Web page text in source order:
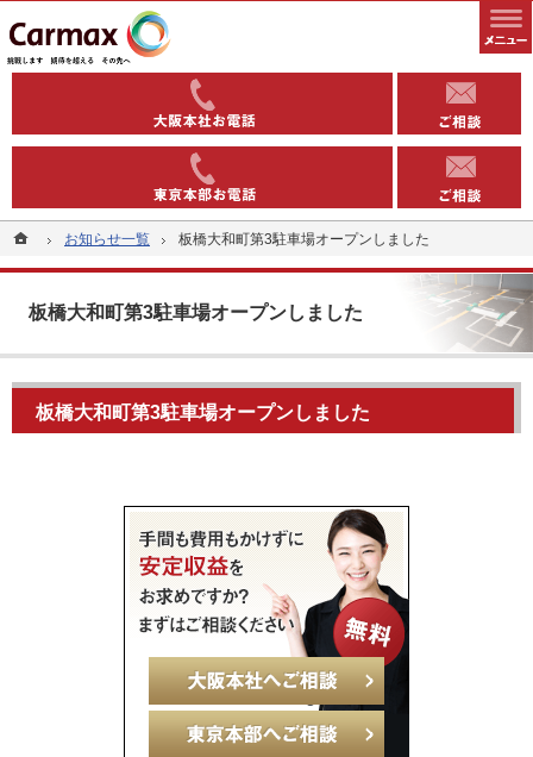
ホームお知らせ一覧 板橋大和町第3駐車場オープンしました
板橋大和町第3駐車場オープンしました
全国1000以上の実績有り。コインパーキングや駐車場への土地活用なら当社へ。
安定収益を得る土地活用方法（コインパーキング・駐車場）なら東洋カーマックス
板橋大和町第3駐車場オープンしました
06-6363-
03-5543-
ホームお知らせ一覧 板橋大和町第3駐車場オープンしました